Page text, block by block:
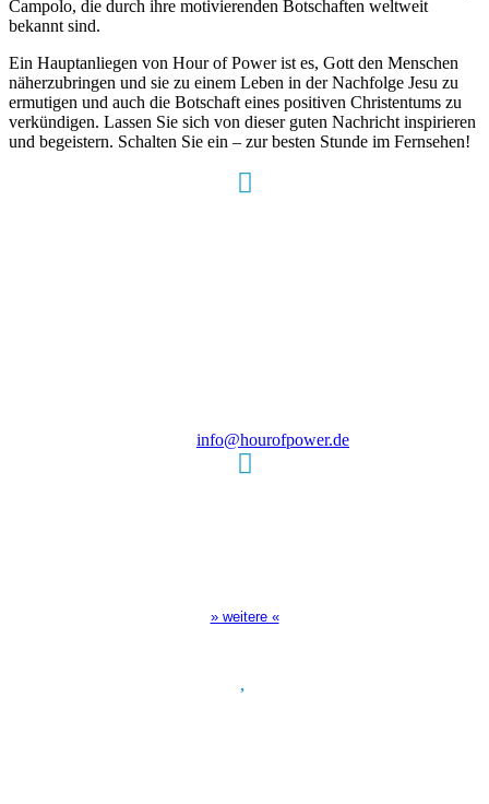
Campolo, die durch ihre motivierenden Botschaften weltweit
bekannt sind.
Ein Hauptanliegen von Hour of Power ist es, Gott den Menschen
näherzubringen und sie zu einem Leben in der Nachfolge Jesu zu
ermutigen und auch die Botschaft eines positiven Christentums zu
verkündigen. Lassen Sie sich von dieser guten Nachricht inspirieren
und begeistern. Schalten Sie ein – zur besten Stunde im Fernsehen!
info@hourofpower.de
» weitere «